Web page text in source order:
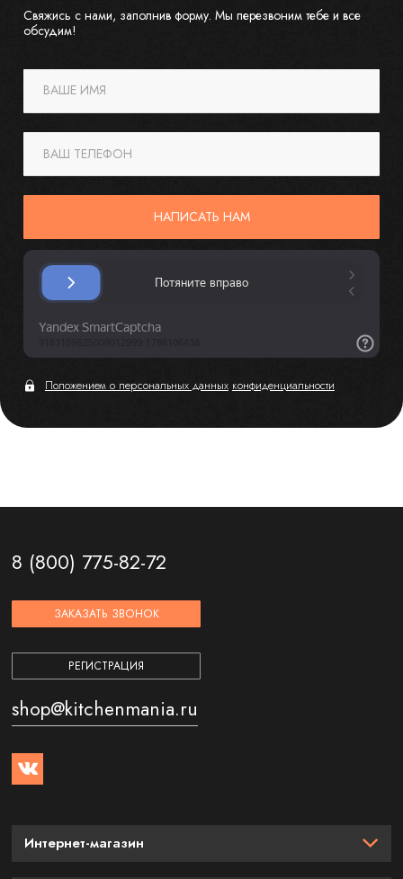
Свяжись с нами, заполнив форму. Мы перезвоним тебе и все
обсудим!
ВАШЕ ИМЯ
ВАШ ТЕЛЕФОН
НАПИСАТЬ НАМ
Положением о персональных данных конфиденциальности
8 (800) 775-82-72
ЗАКАЗАТЬ ЗВОНОК
РЕГИСТРАЦИЯ
shop@kitchenmania.ru
Интернет-магазин